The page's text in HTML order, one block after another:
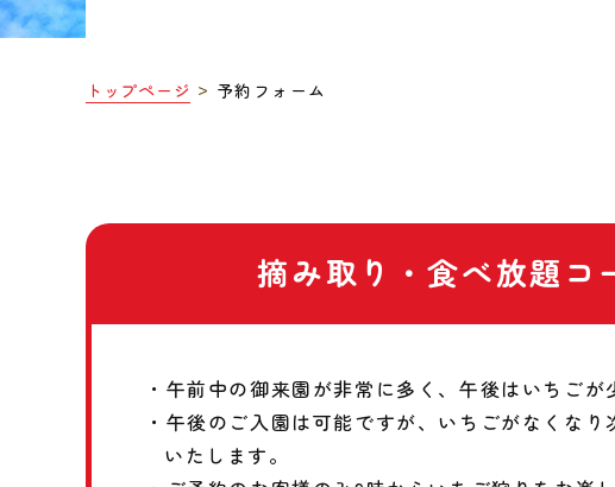
トップページ 予約フォーム
摘み取り・食べ放題コ
・午前中の御来園が非常に多く、午後はいちご
・午後のご入園は可能ですが、いちごがなくな
いたします。